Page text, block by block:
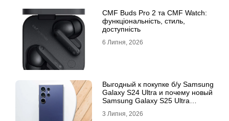
CMF Buds Pro 2 та CMF Watch:
функціональність, стиль,
доступність
6 Липня, 2026
Выгодный к покупке б/у Samsung
Galaxy S24 Ultra и почему новый
Samsung Galaxy S25 Ultra
3 Липня, 2026